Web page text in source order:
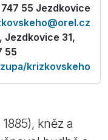
747 55 Jezdkovice
Jezdkovice 31,
55
krizkovskeho
kněz a